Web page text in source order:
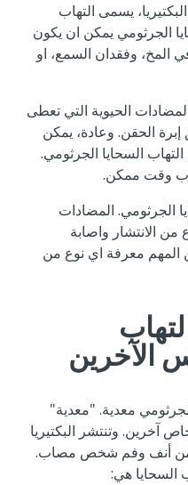
يسمى التهاب
الجرثومي يمكن ان يكون
المخ، وفقدان السمع، او
الحيوية التي تعطى
الحقن. وعادة، يمكن
السحايا الجرثومي.
وقت ممكن.
الجرثومي. المضادات
من الانتشار واصابة
المهم معرفة اي نوع من
الآخرين
معدية. "معدية"
آخرين. وتنتشر البكتيريا
أنف وفم شخص مصاب.
السحايا هي: